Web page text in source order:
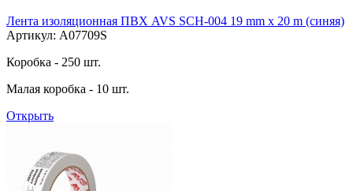
Лента изоляционная ПВХ AVS SCH-004 19 mm x 20 m (синяя)
Артикул: A07709S
Коробка - 250 шт.
Малая коробка - 10 шт.
Открыть